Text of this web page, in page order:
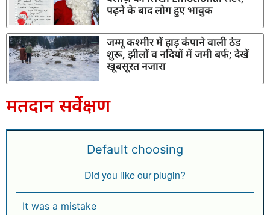
पढ़ने के बाद लोग हुए भावुक
जम्मू कश्मीर में हाड़ कंपाने वाली ठंड
शुरू, झीलों व नदियों में जमी बर्फ; देखें
खूबसूरत नजारा
मतदान सर्वेक्षण
Default choosing
Did you like our plugin?
It was a mistake